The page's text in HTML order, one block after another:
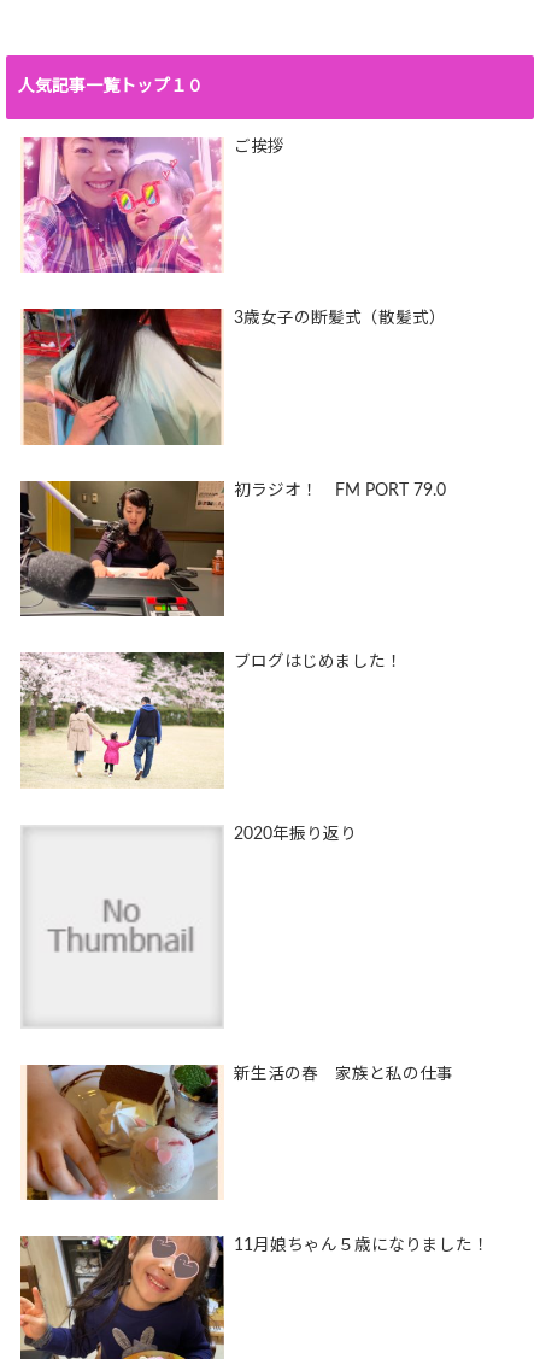
人気記事一覧トップ１０
ご挨拶
3歳女子の断髪式（散髪式）
初ラジオ！ FM PORT 79.0
ブログはじめました！
2020年振り返り
新生活の春 家族と私の仕事
11月娘ちゃん５歳になりました！